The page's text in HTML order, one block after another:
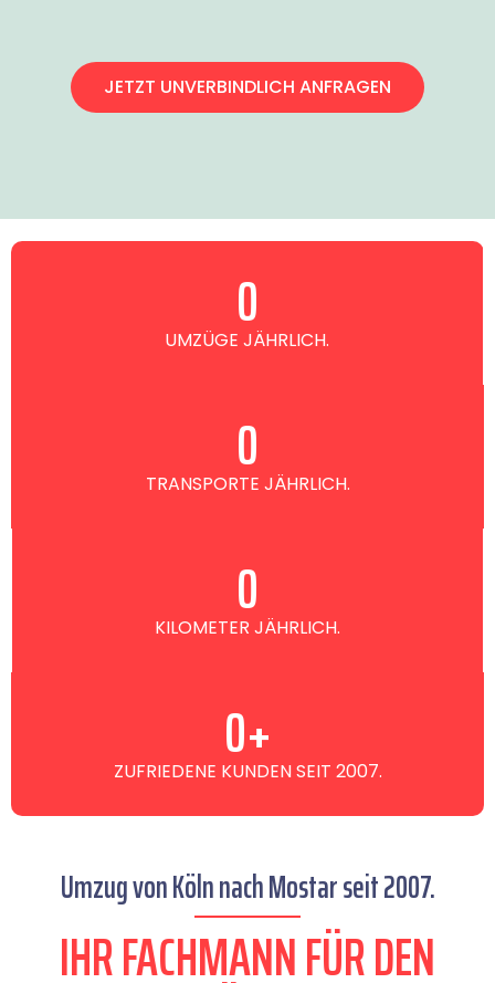
JETZT UNVERBINDLICH ANFRAGEN
UMZÜGE JÄHRLICH.
0
TRANSPORTE JÄHRLICH.
0
KILOMETER JÄHRLICH.
0
ZUFRIEDENE KUNDEN SEIT 2007.
0+
Umzug von Köln nach Mostar seit 2007.
IHR FACHMANN FÜR DEN